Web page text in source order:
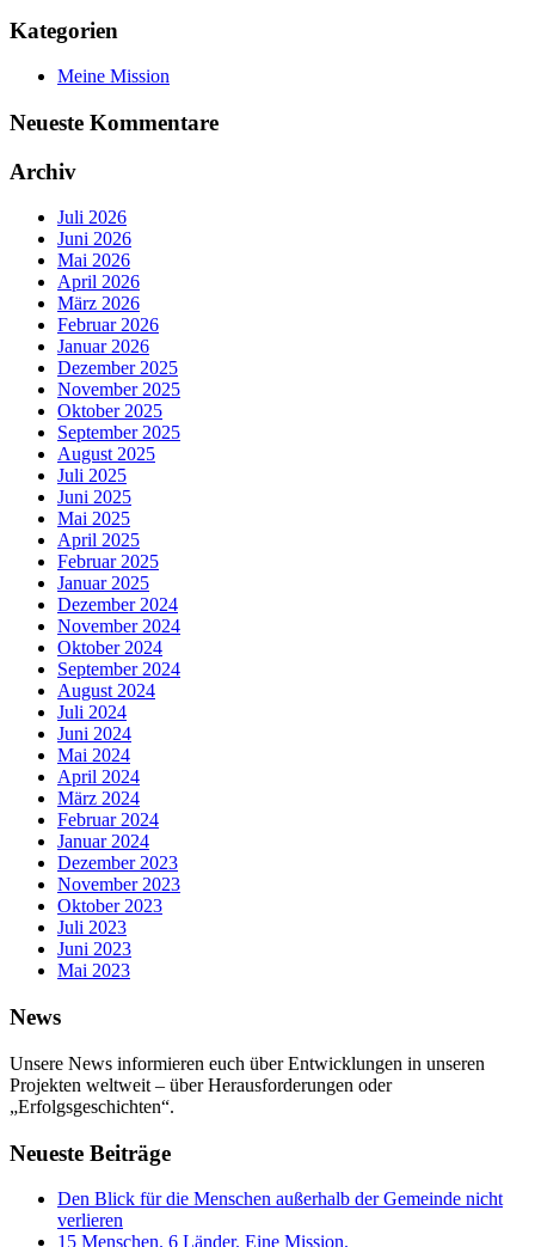
Kategorien
Meine Mission
Neueste Kommentare
Archiv
Juli 2026
Juni 2026
Mai 2026
April 2026
März 2026
Februar 2026
Januar 2026
Dezember 2025
November 2025
Oktober 2025
September 2025
August 2025
Juli 2025
Juni 2025
Mai 2025
April 2025
Februar 2025
Januar 2025
Dezember 2024
November 2024
Oktober 2024
September 2024
August 2024
Juli 2024
Juni 2024
Mai 2024
April 2024
März 2024
Februar 2024
Januar 2024
Dezember 2023
November 2023
Oktober 2023
Juli 2023
Juni 2023
Mai 2023
News
Unsere News informieren euch über Entwicklungen in unseren
Projekten weltweit – über Herausforderungen oder
„Erfolgsgeschichten“.
Neueste Beiträge
Den Blick für die Menschen außerhalb der Gemeinde nicht
verlieren
15 Menschen. 6 Länder. Eine Mission.